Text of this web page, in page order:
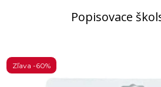
Popisovace
Zľava -60%